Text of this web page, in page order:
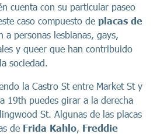
cuenta con su particular paseo
caso compuesto de placas de
a personas lesbianas, gays,
y queer que han contribuido
sociedad.
la Castro St entre Market St y
19th puedes girar a la derecha
St. Algunas de las placas
de Frida Kahlo Freddie